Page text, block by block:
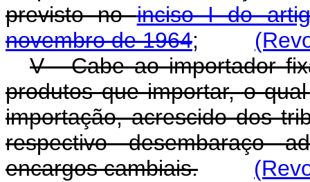
previsto noinciso I do
novembro de 1964;
V - Cabe ao importador
produtos que importar, o
importação, acrescido dos
respectivo desembaraço
encargos cambiais.